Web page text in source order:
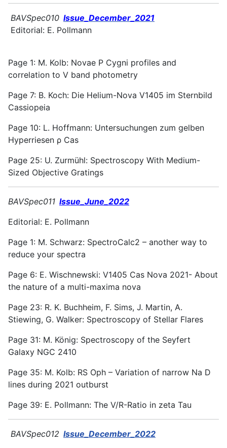
BAVSpec010 Issue_December_2021
Editorial: E. Pollmann
Page 1: M. Kolb: Novae P Cygni profiles and
correlation to V band photometry
Page 7: B. Koch: Die Helium-Nova V1405 im Sternbild
Cassiopeia
Page 10: L. Hoffmann: Untersuchungen zum gelben
Hyperriesen ρ Cas
Page 25: U. Zurmühl: Spectroscopy With Medium-
Sized Objective Gratings
BAVSpec011 Issue_June_2022
Editorial: E. Pollmann
Page 1: M. Schwarz: SpectroCalc2 – another way to
reduce your spectra
Page 6: E. Wischnewski: V1405 Cas Nova 2021- About
the nature of a multi-maxima nova
Page 23: R. K. Buchheim, F. Sims, J. Martin, A.
Stiewing, G. Walker: Spectroscopy of Stellar Flares
Page 31: M. König: Spectroscopy of the Seyfert
Galaxy NGC 2410
Page 35: M. Kolb: RS Oph – Variation of narrow Na D
lines during 2021 outburst
Page 39: E. Pollmann: The V/R-Ratio in zeta Tau
BAVSpec012 Issue_December_2022